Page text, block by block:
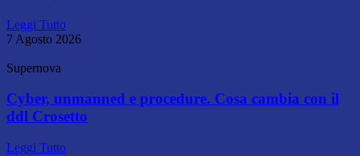
Leggi Tutto
7 Agosto 2026
Supernova
Cyber, unmanned e procedure. Cosa cambia con il
ddl Crosetto
Leggi Tutto